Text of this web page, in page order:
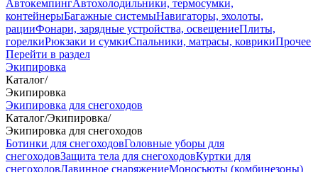
АвтокемпингАвтохолодильники, термосумки,
контейнерыБагажные системыНавигаторы, эхолоты,
рацииФонари, зарядные устройства, освещениеПлиты,
горелкиРюкзаки и сумкиСпальники, матрасы, коврикиПрочее
Перейти в раздел
Экипировка
Каталог/
Экипировка
Экипировка для снегоходов
Каталог/Экипировка/
Экипировка для снегоходов
Ботинки для снегоходовГоловные уборы для
снегоходовЗащита тела для снегоходовКуртки для
снегоходовЛавинное снаряжениеМоносьюты (комбинезоны)